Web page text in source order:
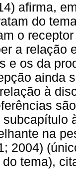
afirma,
do
o
a relação
e os da
ainda
à
na
2004)
tema),